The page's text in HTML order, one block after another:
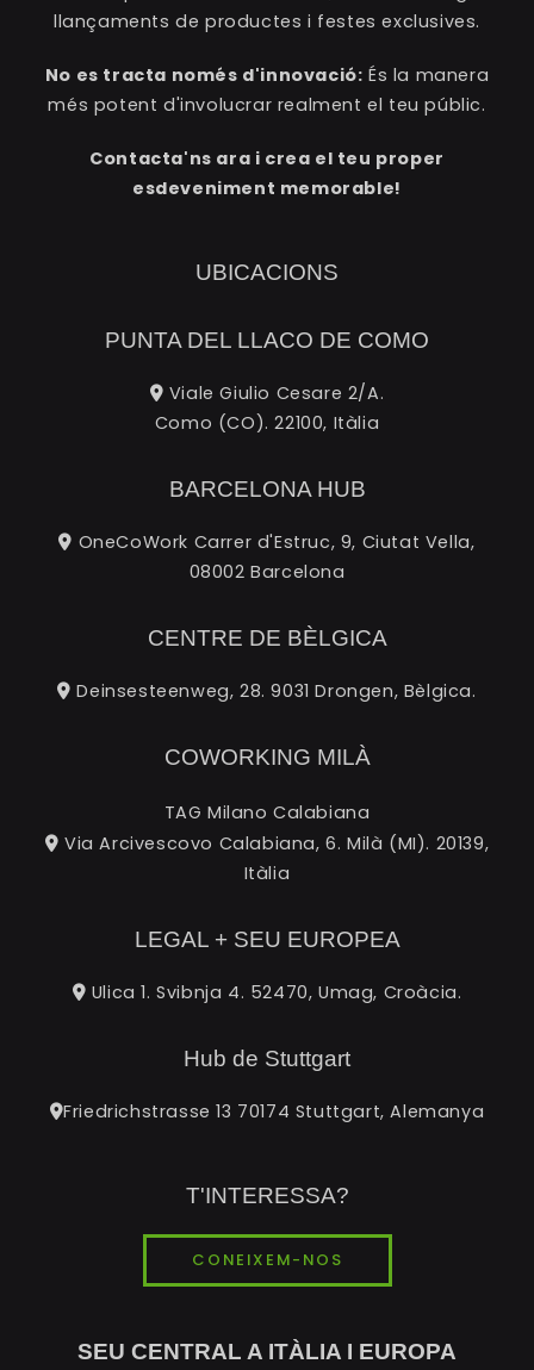
llançaments de productes i festes exclusives.
No es tracta només d'innovació: És la manera
més potent d'involucrar realment el teu públic.
Contacta'ns ara i crea el teu proper
esdeveniment memorable!
UBICACIONS
PUNTA DEL LLACO DE COMO
Viale Giulio Cesare 2/A.
Como (CO). 22100, Itàlia
BARCELONA HUB
OneCoWork Carrer d'Estruc, 9, Ciutat Vella,
08002 Barcelona
CENTRE DE BÈLGICA
Deinsesteenweg, 28. 9031 Drongen, Bèlgica.
COWORKING MILÀ
TAG Milano Calabiana
Via Arcivescovo Calabiana, 6. Milà (MI). 20139,
Itàlia
LEGAL + SEU EUROPEA
Ulica 1. Svibnja 4. 52470, Umag, Croàcia.
Hub de Stuttgart
Friedrichstrasse 13 70174 Stuttgart, Alemanya
T'INTERESSA?
CONEIXEM-NOS
SEU CENTRAL A ITÀLIA I EUROPA